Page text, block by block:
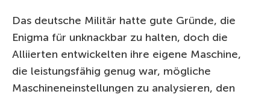
Das deutsche Militär hatte gute Gründe, die
Enigma für unknackbar zu halten, doch die
Alliierten entwickelten ihre eigene Maschine,
die leistungsfähig genug war, mögliche
Maschineneinstellungen zu analysieren, den